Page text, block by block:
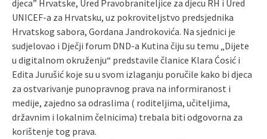
djeca” Hrvatske, Ured Pravobraniteljice za djecu RH i Ured
UNICEF-a za Hrvatsku, uz pokroviteljstvo predsjednika
Hrvatskog sabora, Gordana Jandrokovića. Na sjednici je
sudjelovao i Dječji forum DND-a Kutina čiju su temu „Dijete
u digitalnom okruženju“ predstavile članice Klara Ćosić i
Edita Jurušić koje su u svom izlaganju poručile kako bi djeca
za ostvarivanje punopravnog prava na informiranost i
medije, zajedno sa odraslima ( roditeljima, učiteljima,
državnim i lokalnim čelnicima) trebala biti odgovorna za
korištenje tog prava.